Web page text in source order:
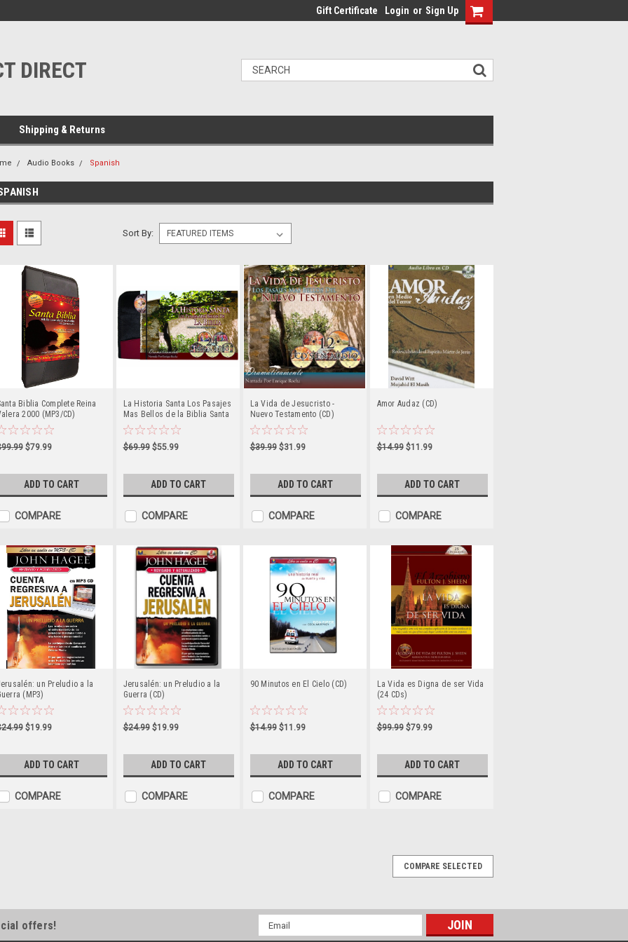
Gift Certificate Login or Sign Up
DIRECT
Shipping & Returns
Audio Books Spanish
Sort By:
Biblia Complete Reina
2000 (MP3/CD)
$79.99
ADD TO CART
COMPARE
La Historia Santa Los Pasajes
Mas Bellos de la Biblia Santa
(CD)
$69.99 $55.99
ADD TO CART
COMPARE
La Vida de Jesucristo -
Nuevo Testamento (CD)
$39.99 $31.99
ADD TO CART
COMPARE
Amor Audaz (CD)
$14.99 $11.99
ADD TO CART
COMPARE
un Preludio a la
(MP3)
$19.99
ADD TO CART
COMPARE
Jerusalén: un Preludio a la
Guerra (CD)
$24.99 $19.99
ADD TO CART
COMPARE
90 Minutos en El Cielo (CD)
$14.99 $11.99
ADD TO CART
COMPARE
La Vida es Digna de ser Vida
(24 CDs)
$99.99 $79.99
ADD TO CART
COMPARE
Santa Biblia Complete Reina Valera 2000 (MP3/CD)
del Nuevo Testamento, en el fácil de entender y disfrutar de Reina Valera
2000 Version. Disfrute de la Palabra de Dios donde quiera que vaya. Esta
versión popular de los 2000 Reina Valera...
COMPARE SELECTED
offers!
Email
Address